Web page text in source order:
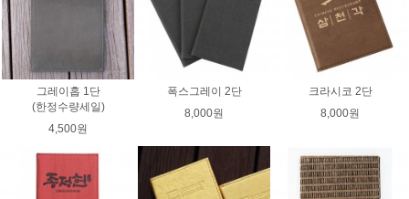
그레이홉 1단
(한정수량세일)
4,500원
폭스그레이 2단
8,000원
크라시코 2단
8,000원